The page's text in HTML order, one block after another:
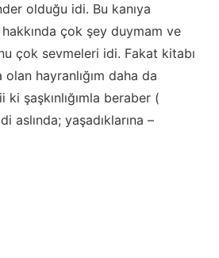
olduğu idi. Bu kanıya
çok şey duymam ve
çok sevmeleri idi. Fakat kitabı
hayranlığım daha da
şaşkınlığımla beraber (
aslında; yaşadıklarına –